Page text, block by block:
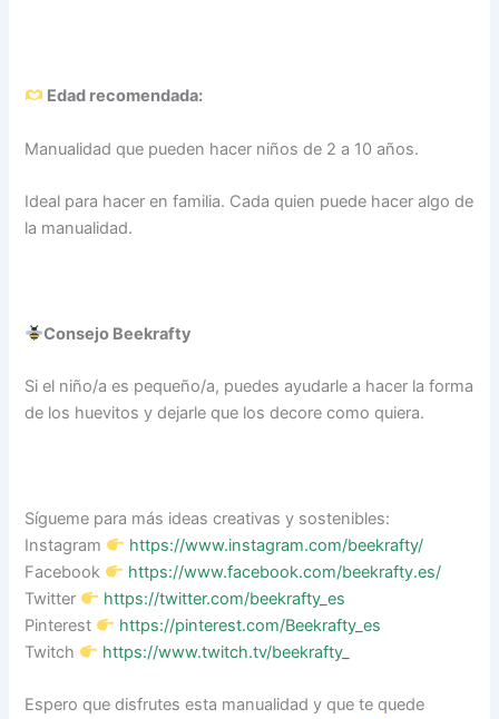
Edad recomendada:
Manualidad que pueden hacer niños de 2 a 10 años.
Ideal para hacer en familia. Cada quien puede hacer algo de
la manualidad.
Consejo Beekrafty
Si el niño/a es pequeño/a, puedes ayudarle a hacer la forma
de los huevitos y dejarle que los decore como quiera.
Sígueme para más ideas creativas y sostenibles:
Instagram
https://www.instagram.com/beekrafty/
Facebook
https://www.facebook.com/beekrafty.es/
Twitter
https://twitter.com/beekrafty_es
Pinterest
https://pinterest.com/Beekrafty_es
Twitch
https://www.twitch.tv/beekrafty_
Espero que disfrutes esta manualidad y que te quede